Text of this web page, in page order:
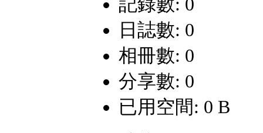
日誌數: 0
相冊數: 0
分享數: 0
已用空間: 0 B